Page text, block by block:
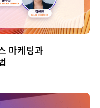
마케팅과